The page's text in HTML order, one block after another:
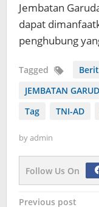
Jembatan
dapat
penghubung
Tagged
JEMBATAN
Tag
TNI-AD
byadmin
Follow Us On
Previous post